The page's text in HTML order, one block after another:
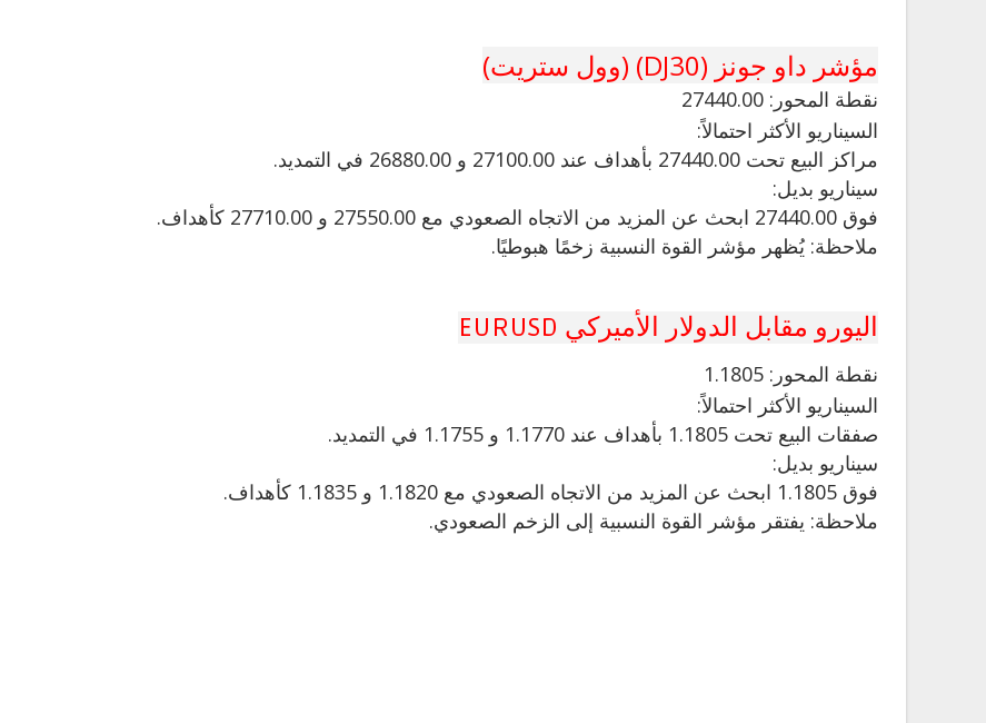
مؤشر داو جونز (DJ30) (وول ستريت)
نقطة المحور: 27440.00
السيناريو الأكثر احتمالاً:
مراكز البيع تحت 27440.00 بأهداف عند 27100.00 و 26880.00 في التمديد.
سيناريو بديل:
فوق 27440.00 ابحث عن المزيد من الاتجاه الصعودي مع 27550.00 و 27710.00 كأهداف.
ملاحظة: يُظهر مؤشر القوة النسبية زخمًا هبوطيًا.
اليورو مقابل الدولار الأميركي EURUSD
نقطة المحور: 1.1805
السيناريو الأكثر احتمالاً:
صفقات البيع تحت 1.1805 بأهداف عند 1.1770 و 1.1755 في التمديد.
سيناريو بديل:
فوق 1.1805 ابحث عن المزيد من الاتجاه الصعودي مع 1.1820 و 1.1835 كأهداف.
ملاحظة: يفتقر مؤشر القوة النسبية إلى الزخم الصعودي.